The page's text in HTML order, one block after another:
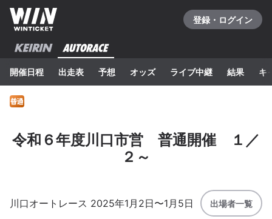
登録・ログイン
開催日程 出走表 予想 オッズ ライブ中継 結果 キ
令和６年度川口市営 普通開催 １／
２～
川口オートレース 2025年1月2日〜1月5日 出場者一覧